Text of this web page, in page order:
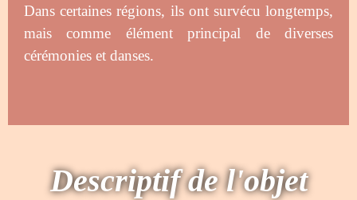
Dans certaines régions, ils ont survécu longtemps,
mais comme élément principal de diverses
cérémonies et danses.
Descriptif de l'objet